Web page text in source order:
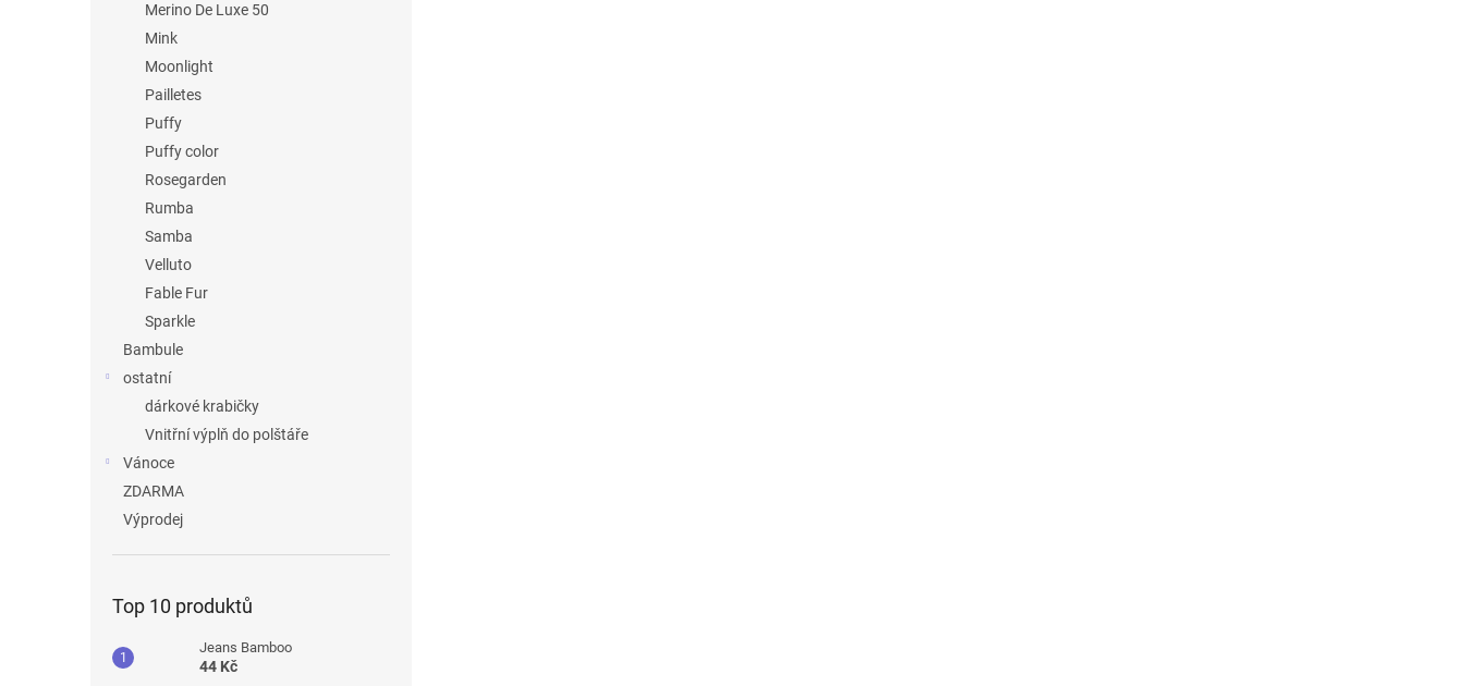
Merino De Luxe 50
Mink
Moonlight
Pailletes
Puffy
Puffy color
Rosegarden
Rumba
Samba
Velluto
Fable Fur
Sparkle
Bambule
ostatní
dárkové krabičky
Vnitřní výplň do polštáře
Vánoce
ZDARMA
Výprodej
Top 10 produktů
Jeans Bamboo
44 Kč